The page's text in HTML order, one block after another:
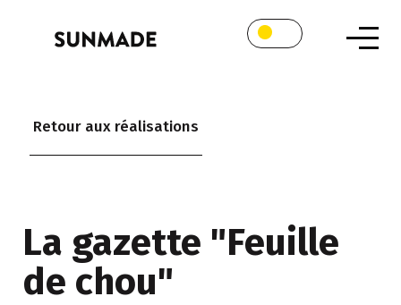
Retour aux réalisations
La gazette "Feuille
de chou"